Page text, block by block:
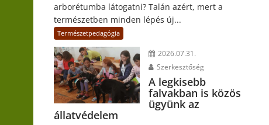
arborétumba látogatni? Talán azért, mert a
természetben minden lépés új...
Természetpedagógia
2026.07.31.
Szerkesztőség
A legkisebb
falvakban is közös
ügyünk az
állatvédelem